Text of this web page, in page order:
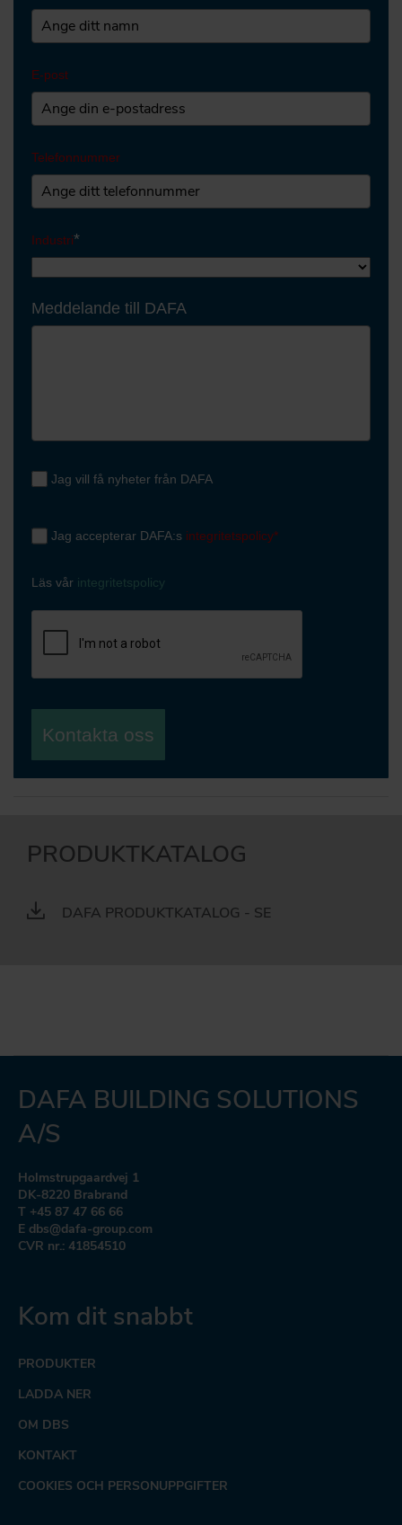
E-post
Telefonnummer
Industri*
Meddelande till DAFA
Jag vill få nyheter från DAFA
Jag accepterar DAFA:s integritetspolicy*
Läs vår integritetspolicy
Kontakta oss
PRODUKTKATALOG
DAFA PRODUKTKATALOG - SE
DAFA BUILDING SOLUTIONS
A/S
Holmstrupgaardvej 1
DK-8220 Brabrand
T +45 87 47 66 66
E dbs@dafa-group.com
CVR nr.: 41854510
Kom dit snabbt
PRODUKTER
LADDA NER
OM DBS
KONTAKT
COOKIES OCH PERSONUPPGIFTER